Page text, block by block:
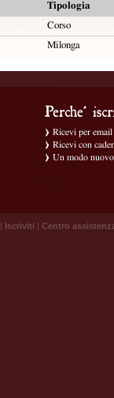
Tipologia
Corso
Milonga
Ricevi per
Ricevi con
Un modo
| Iscriviti | Centro